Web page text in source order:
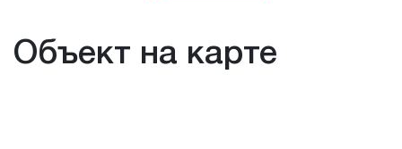
Объект на карте